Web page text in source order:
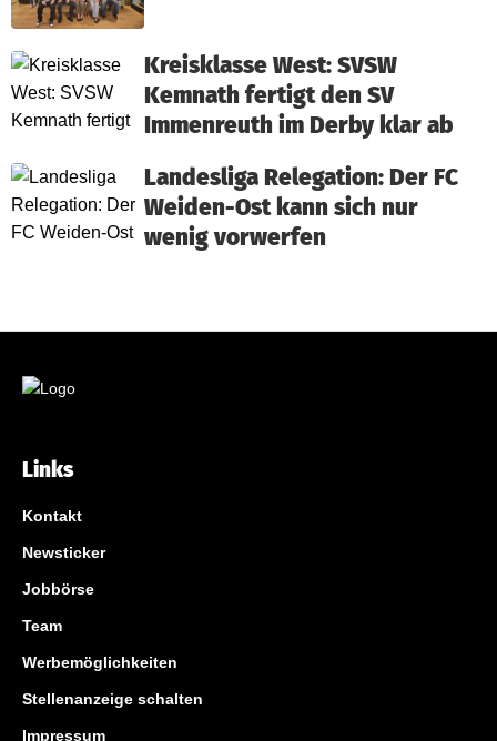
Kreisklasse West: SVSW
Kemnath fertigt den SV
Immenreuth im Derby klar ab
Landesliga Relegation: Der FC
Weiden-Ost kann sich nur
wenig vorwerfen
Links
Kontakt
Newsticker
Jobbörse
Team
Werbemöglichkeiten
Stellenanzeige schalten
Impressum